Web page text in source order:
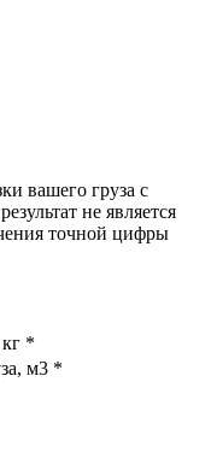
вашего груза с
не является
точной цифры
кг *
м3 *